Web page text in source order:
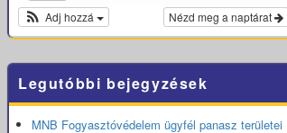
Nézd meg a naptárat
Adj hozzá
Legutóbbi bejegyzések
MNB Fogyasztóvédelem ügyfél panasz területei